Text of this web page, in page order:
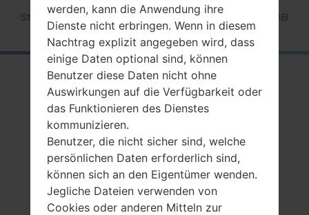
Startseite → Serie → Beat DJ → SamsungGT-M7600B
RückblickSamsung
GT-M7600BBeat DJ
Vergleiche
werden, kann die Anwendung ihre
Dienste nicht erbringen. Wenn in diesem
Nachtrag explizit angegeben wird, dass
einige Daten optional sind, können
Benutzer diese Daten nicht ohne
Auswirkungen auf die Verfügbarkeit oder
das Funktionieren des Dienstes
kommunizieren.
Benutzer, die nicht sicher sind, welche
persönlichen Daten erforderlich sind,
können sich an den Eigentümer wenden.
Jegliche Dateien verwenden von
Cookies oder anderen Mitteln zur